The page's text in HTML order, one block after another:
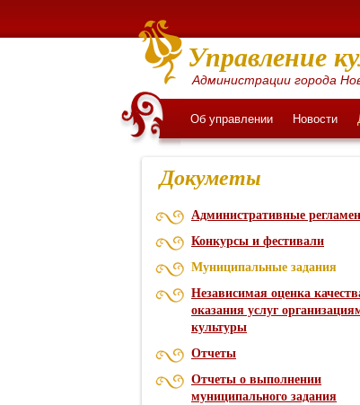
Управление
Администрации города
Об управлении Новости
Докуметы
Административные
Конкурсы и фестивали
Муниципальные задания
Независимая оценка
оказания услуг
культуры
Отчеты
Отчеты о выполнении
муниципального задания